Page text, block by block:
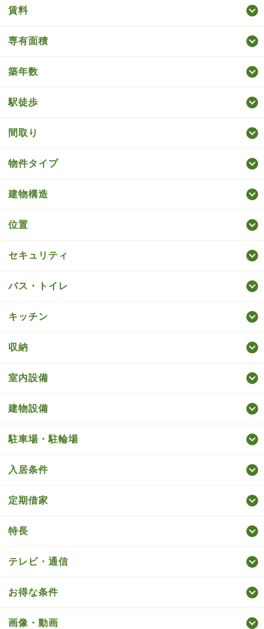
賃料
専有面積
築年数
駅徒歩
間取り
物件タイプ
建物構造
位置
セキュリティ
バス・トイレ
キッチン
収納
室内設備
建物設備
駐車場・駐輪場
入居条件
定期借家
特長
テレビ・通信
お得な条件
画像・動画